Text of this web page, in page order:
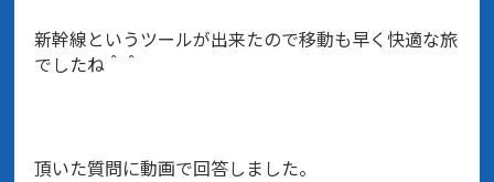
新幹線というツールが出来たので移動も早く快適な旅
でしたね＾＾
頂いた質問に動画で回答しました。